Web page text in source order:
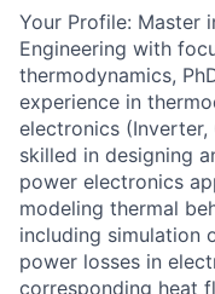
Your Profile: Master
Engineering with
thermodynamics,
experience in
electronics (Inverter,
skilled in designing
power electronics
modeling thermal
including simulation
power losses in
corresponding heat